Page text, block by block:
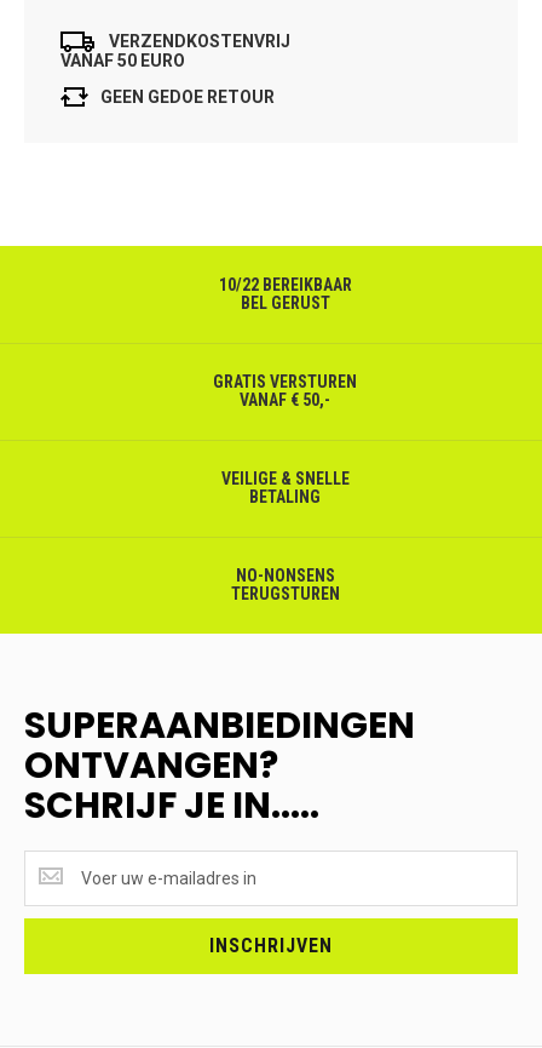
VERZENDKOSTENVRIJ
VANAF 50 EURO
GEEN GEDOE RETOUR
10/22 BEREIKBAAR
BEL GERUST
GRATIS VERSTUREN
VANAF € 50,-
VEILIGE & SNELLE
BETALING
NO-NONSENS
TERUGSTUREN
SUPERAANBIEDINGEN
ONTVANGEN?
SCHRIJF JE IN.....
ONTVANGEN?
<br>SCHRIJF
INSCHRIJVEN